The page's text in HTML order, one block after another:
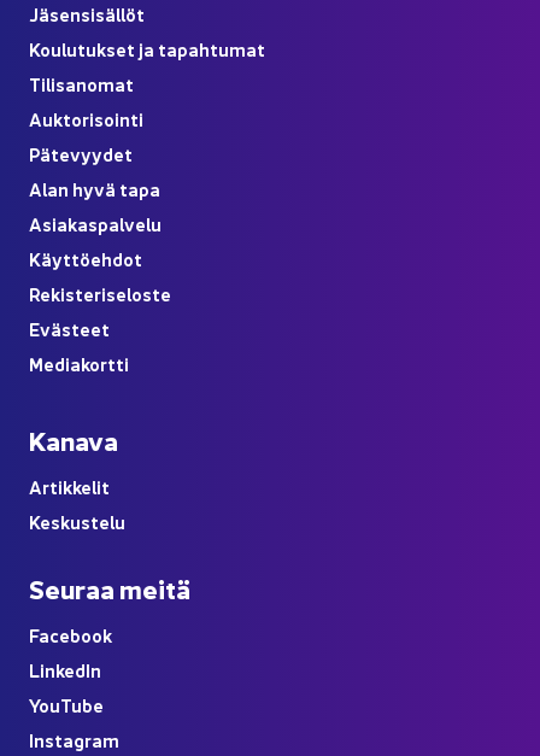
Jä­sen­si­säl­löt
Kou­lu­tuk­set ja ta­pah­tu­mat
Ti­li­sa­no­mat
Auk­to­ri­soin­ti
Pä­te­vyy­det
Alan hyvä tapa
Asia­kas­pal­ve­lu
Käyt­tö­eh­dot
Re­kis­te­ri­se­los­te
Eväs­teet
Me­dia­kort­ti
Ka­na­va
Ar­tik­ke­lit
Kes­kus­te­lu
Seu­raa meitä
Face­book
Lin­ke­dIn
YouTube
Ins­ta­gram